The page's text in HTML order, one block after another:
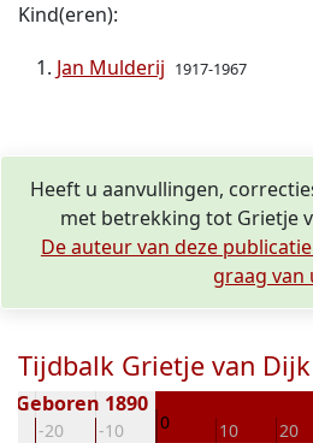
Kind(eren):
Jan Mulderij 1917-1967
Heeft u aanvullingen,
met betrekking tot Grietje
De auteur van deze
graag van
Tijdbalk Grietje van Dijk
-20 -10 0 10 20
Geboren 1890